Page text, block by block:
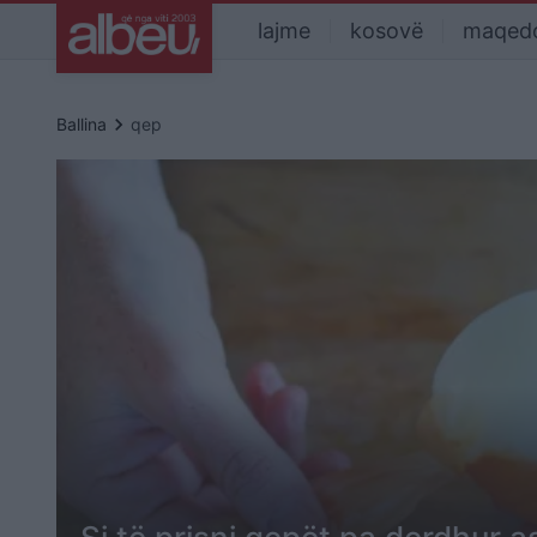
lajme kosovë
Ballina keyboard_arrow_right qep